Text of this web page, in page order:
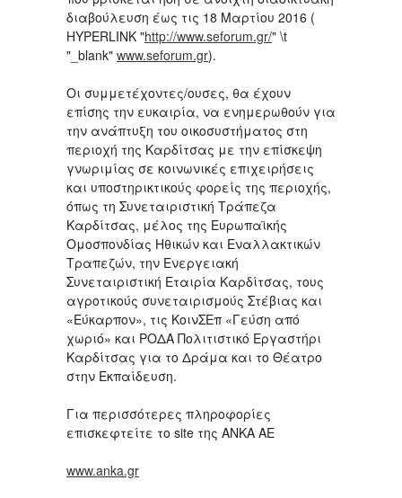
διαβούλευση έως τις 18 Μαρτίου 2016 (
HYPERLINK "http://www.seforum.gr/" \t
"_blank" www.seforum.gr).
Οι συμμετέχοντες/ουσες, θα έχουν
επίσης την ευκαιρία, να ενημερωθούν για
την ανάπτυξη του οικοσυστήματος στη
περιοχή της Καρδίτσας με την επίσκεψη
γνωριμίας σε κοινωνικές επιχειρήσεις
και υποστηρικτικούς φορείς της περιοχής,
όπως τη Συνεταιριστική Τράπεζα
Καρδίτσας, μέλος της Ευρωπαϊκής
Ομοσπονδίας Ηθικών και Εναλλακτικών
Τραπεζών, την Ενεργειακή
Συνεταιριστική Εταιρία Καρδίτσας, τους
αγροτικούς συνεταιρισμούς Στέβιας και
«Εύκαρπον», τις ΚοινΣΕπ «Γεύση από
χωριό» και ΡΟΔΑ Πολιτιστικό Εργαστήρι
Καρδίτσας για το Δράμα και το Θέατρο
στην Εκπαίδευση.
Για περισσότερες πληροφορίες
επισκεφτείτε το site της ΑΝΚΑ ΑΕ
www.anka.gr